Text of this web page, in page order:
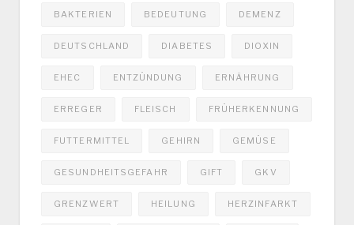
BAKTERIEN BEDEUTUNG DEMENZ
DEUTSCHLAND DIABETES DIOXIN
EHEC ENTZÜNDUNG ERNÄHRUNG
ERREGER FLEISCH FRÜHERKENNUNG
FUTTERMITTEL GEHIRN GEMÜSE
GESUNDHEITSGEFAHR GIFT GKV
GRENZWERT HEILUNG HERZINFARKT